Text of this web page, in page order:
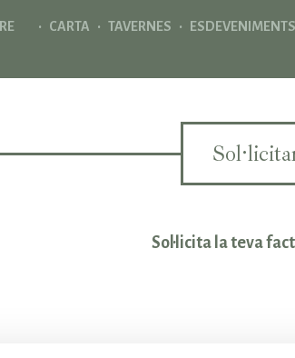
· CARTA · TAVERNES · ESDEVENIMENTS
Sol·licita la teva